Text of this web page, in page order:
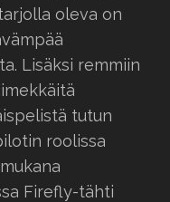
oleva on
Lisäksi remmiin
tutun
roolissa
Firefly-tähti